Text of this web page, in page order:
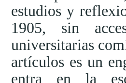
estudios y
1905, sin
universitarias
artículos es un
entra en la